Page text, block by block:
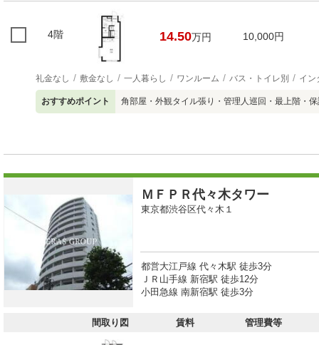
4階 14.50万円 10,000円
礼金なし 敷金なし 一人暮らし ワンルーム バス・トイレ別 イン
おすすめポイント 角部屋・外観タイル張り・管理人巡回・最上階・
ＭＦＰＲ代々木タワー
東京都渋谷区代々木１
都営大江戸線 代々木駅 徒歩3分
ＪＲ山手線 新宿駅 徒歩12分
小田急線 南新宿駅 徒歩3分
間取り図 賃料 管理費等